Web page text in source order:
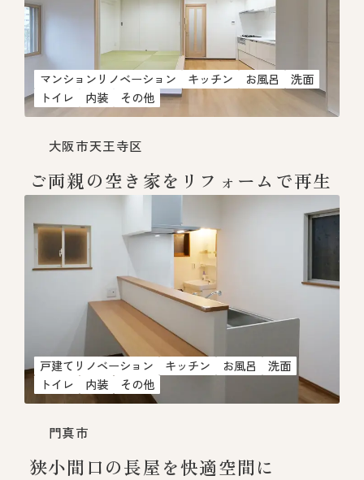
マンションリノベーション キッチン お風呂
洗面
トイレ
内装 その他
大阪市天王寺区
ご両親の空き家をリフォームで再生
戸建てリノベーション キッチン お風呂
洗面
トイレ
内装 その他
門真市
狭小間口の長屋を快適空間に